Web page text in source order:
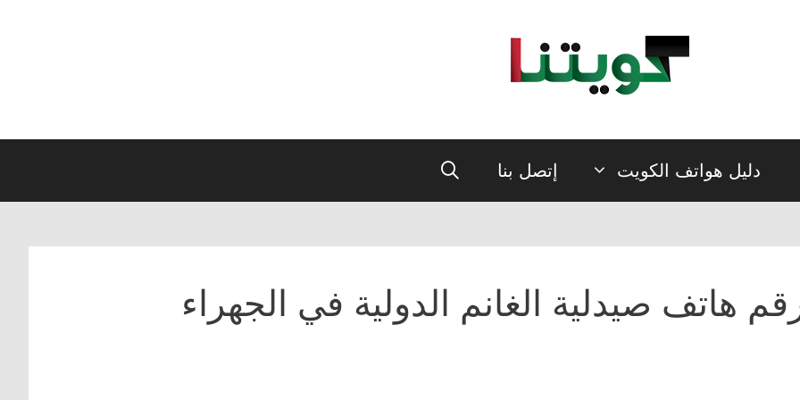
دليل هواتف الكويت إتصل بنا
هاتف صيدلية الغانم الدولیة في الجهراء